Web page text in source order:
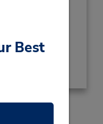
Best